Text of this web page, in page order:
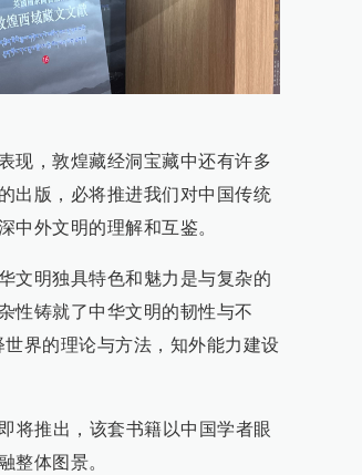
现，敦煌藏经洞宝藏中还有许多
出版，必将推进我们对中国传统
中外文明的理解和互鉴。
文明独具特色和魅力是与复杂的
性铸就了中华文明的韧性与不
界的理论与方法，知外能力建设
将推出，该套书籍以中国学者眼
整体图景。